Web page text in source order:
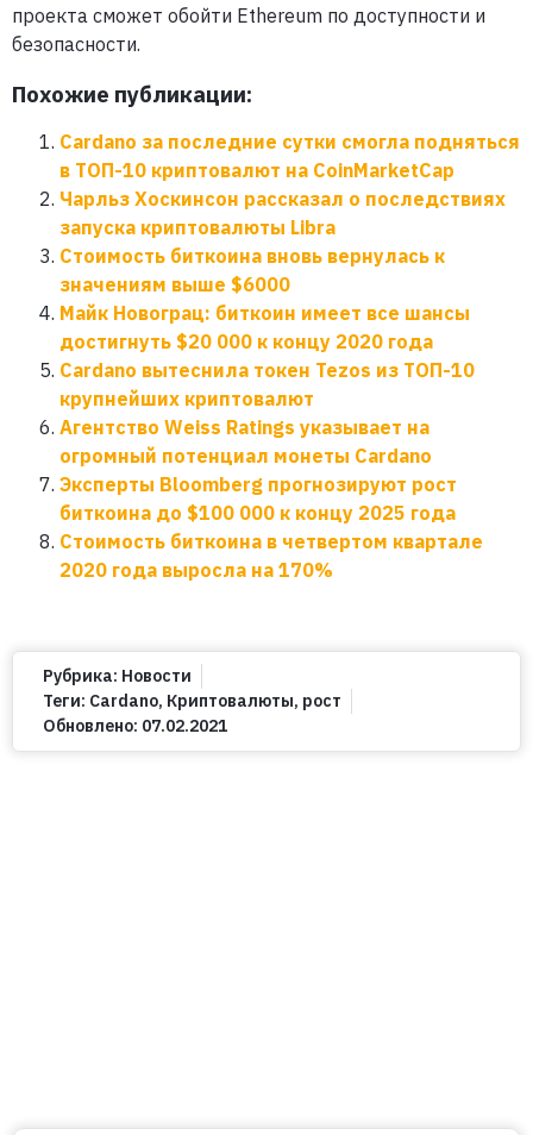
проекта сможет обойти Ethereum по доступности и
безопасности.
Похожие публикации:
Cardano за последние сутки смогла подняться
в ТОП-10 криптовалют на CoinMarketCap
Чарльз Хоскинсон рассказал о последствиях
запуска криптовалюты Libra
Стоимость биткоина вновь вернулась к
значениям выше $6000
Майк Новограц: биткоин имеет все шансы
достигнуть $20 000 к концу 2020 года
Cardano вытеснила токен Tezos из ТОП-10
крупнейших криптовалют
Агентство Weiss Ratings указывает на
огромный потенциал монеты Cardano
Эксперты Bloomberg прогнозируют рост
биткоина до $100 000 к концу 2025 года
Стоимость биткоина в четвертом квартале
2020 года выросла на 170%
Рубрика: Новости
Теги: Cardano, Криптовалюты, рост
Обновлено: 07.02.2021